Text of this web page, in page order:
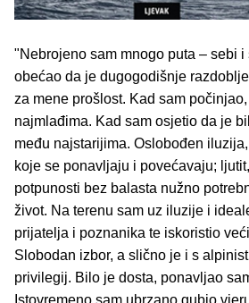
"Nebrojeno sam mnogo puta – sebi
obećao da je dugogodišnje
za mene prošlost. Kad sam
najmlađima. Kad sam osjetio da je
među najstarijima. Oslobođen
koje se ponavljaju i povećavaju;
potpunosti bez balasta nužno
život. Na terenu sam uz iluzije i
prijatelja i poznanika te iskoristio
Slobodan izbor, a slično je i s
privilegij. Bilo je dosta, ponavljao